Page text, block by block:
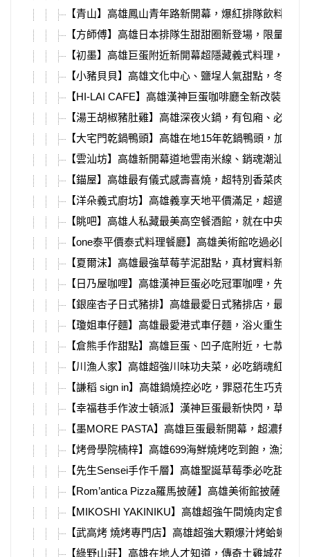
【青山】高雄鳳山青年路新開幕，爆紅排隊飲料店
【方師傅】高雄日本排隊生甜甜圈新登場，限量出爐
【初墨】高雄巨蛋附近新開幕超隱藏義式料理，義大
【小豬貝貝】高雄文化中心、鹽埕人氣甜點，冬天必
【HI-LAI CAFE】高雄漢神巨蛋咖啡廳全新改裝回歸
【湯王胡椒豬肚雞】高雄深夜火鍋，有包廂、必吃
【大宅門乾鍋鴨頭】高雄在地15年乾鍋鴨頭，加入
【雲汕坊】高雄新開幕道地雲南米線、銷魂潮汕麵
【錨屋】高雄最有儀式感壽喜燒，超特別香菜肉塔
【洋朵義式廚坊】高雄義享天地平價滿足，超適合
【眺吧】高雄人私藏最美高空餐酒館，就在中央公園
【one泰平價泰式料理餐廳】高雄美術館吃過必回訪
【夏爾沫】高雄最強草莓芋泥甜點，真材實料新鮮大
【日乃屋咖哩】高雄漢神巨蛋必吃冠軍咖哩，先甜後
【銀座杏子日式豬排】高雄最愛日式豬排店，最新
【瓊姐車仔麵】高雄最愛港式車仔麵，浴火重生在建
【倉熊手作甜點】高雄巨蛋、凹子底附近，七款超強
【川漁人家】高雄超強川味功夫菜，必吃銷魂紅燒
【謙稻 sign in】高雄鍋燒控必吃，罪惡花生巧克力脆
【幸福巷手作波士頓派】漢神巨蛋最新快閃，草莓
【墨MORE PASTA】高雄巨蛋最新開幕，超濃郁蝦
【烤骨學院楠梓】高雄699海鮮燒烤吃到飽，漁港直
【先生Sensei手作千層】高雄聖誕草莓季必吃甜點店
【Rom’antica Pizza羅馬披薩】高雄美術館披薩！菜
【MIKOSHI YAKINIKU】高雄超強午間燒肉定食！菜
【武高烤 燒烤專門店】高雄超強大顆爆汁烤蛤蜊，
【綠野山莊】高雄在地人才知道，傳奇土雞城花園餐